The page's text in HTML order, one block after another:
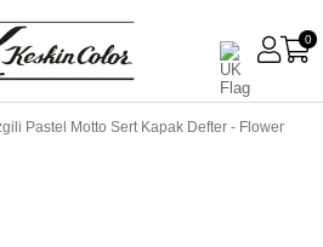
0
Pastel Motto Sert Kapak Defter - Flower